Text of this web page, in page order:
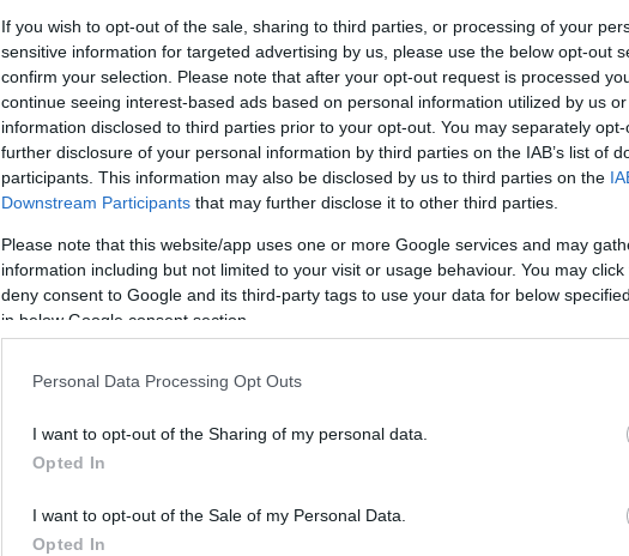
If you wish to opt-out of the sale, sharing to third parties, or processing of your
sensitive information for targeted advertising by us, please use the below opt-out
confirm your selection. Please note that after your opt-out request is processed
continue seeing interest-based ads based on personal information utilized by us
information disclosed to third parties prior to your opt-out. You may separately
further disclosure of your personal information by third parties on the IAB’s list of
participants. This information may also be disclosed by us to third parties on the
Downstream Participants that may further disclose it to other third parties.
Please note that this website/app uses one or more Google services and may
information including but not limited to your visit or usage behaviour. You may
deny consent to Google and its third-party tags to use your data for below
in below Google consent section.
Personal Data Processing Opt Outs
I want to opt-out of the Sharing of my personal data.
Opted In
I want to opt-out of the Sale of my Personal Data.
Opted In
11.11
üveg